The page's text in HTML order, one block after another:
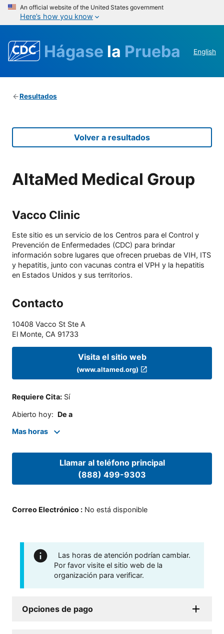
An official website of the United States government
Here’s how you know
Hágase la Prueba English
Resultados
Volver a resultados
AltaMed Medical Group
Vacco Clinic
Este sitio es un servicio de los Centros para el Control y
Prevención de Enfermedades (CDC) para brindar
información sobre lugares que ofrecen pruebas de VIH, ITS
y hepatitis, junto con vacunas contra el VPH y la hepatitis
en Estados Unidos y sus territorios.
Contacto
10408 Vacco St Ste A
El Monte, CA 91733
Visita el sitio web
(www.altamed.org)
Requiere Cita: Sí
Abierto hoy: De a
Mas horas
Llamar al teléfono principal
(888) 499-9303
Correo Electrónico : No está disponible
Las horas de atención podrían cambiar.
Por favor visite el sitio web de la
organización para verificar.
Opciones de pago